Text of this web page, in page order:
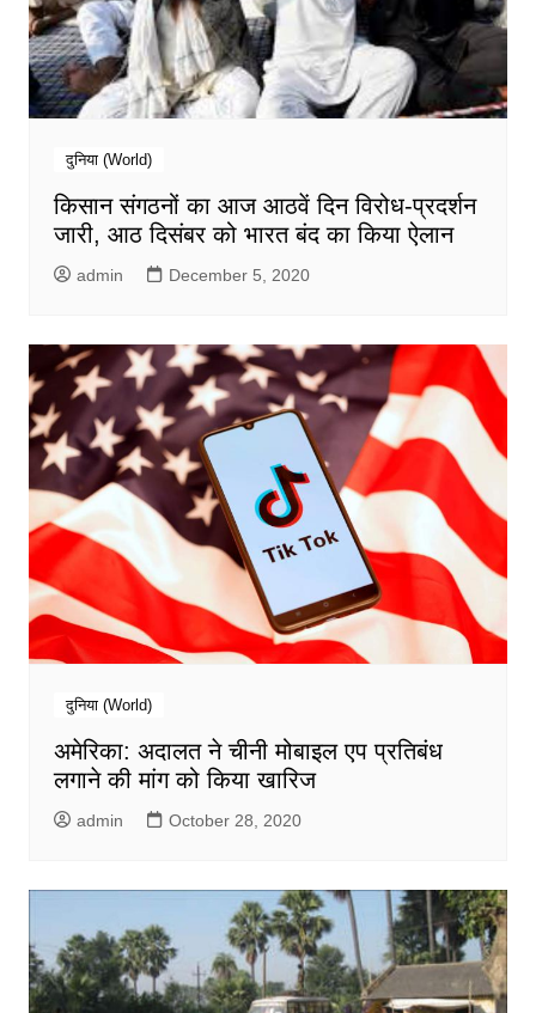
दुनिया (World)
किसान संगठनों का आज आठवें दिन विरोध-प्रदर्शन
जारी, आठ दिसंबर को भारत बंद का किया ऐलान
admin December 5, 2020
दुनिया (World)
अमेरिका: अदालत ने चीनी मोबाइल एप प्रतिबंध
लगाने की मांग को किया खारिज
admin October 28, 2020